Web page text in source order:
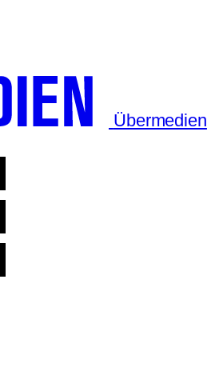
Übermedien